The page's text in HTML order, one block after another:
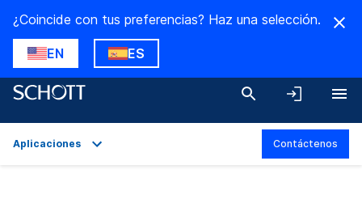
¿Coincide con tus preferencias? Haz una selección.
EN ES
Aplicaciones Contáctenos